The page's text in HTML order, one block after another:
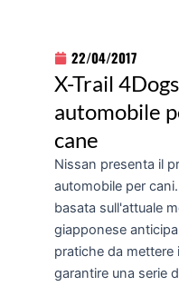
22/04/2017
X-Trail
automobile
cane
Nissan presenta il
automobile per
basata sull'attuale
giapponese
pratiche da
garantire una serie